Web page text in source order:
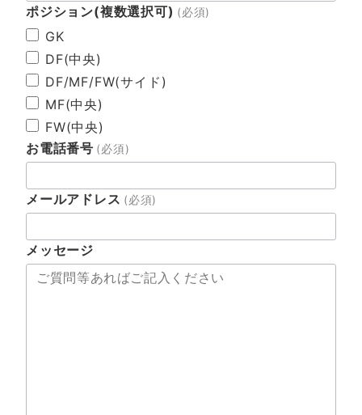
ポジション(複数選択可) (必須)
GK
DF(中央)
DF/MF/FW(サイド)
MF(中央)
FW(中央)
お電話番号 (必須)
メールアドレス (必須)
メッセージ